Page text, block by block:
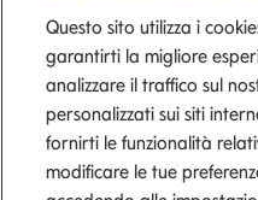
Teleborsa S.r.l. - con sede
seguito dell'autorizzazione
22517 e 22518 del 23
Questo sito utilizza i
garantirti la migliore
analizzare il traffico sul
personalizzati sui siti
fornirti le funzionalità
modificare le tue